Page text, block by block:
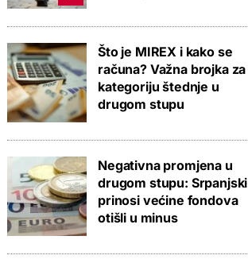
Što je MIREX i kako se
računa? Važna brojka za
kategoriju štednje u
drugom stupu
Negativna promjena u
drugom stupu: Srpanjski
prinosi većine fondova
otišli u minus